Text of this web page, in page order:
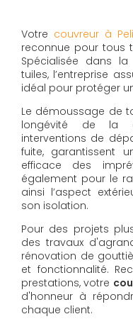
Votre couvreur à
reconnue pour tous
Spécialisée dans
tuiles, l’entreprise
idéal pour protéger
Le démoussage de
longévité de la
interventions de
fuite, garantissent
efficace des
également pour le
ainsi l’aspect
son isolation.
Pour des projets
des travaux
rénovation de
et fonctionnalité.
prestations, votre
d'honneur à
chaque client.